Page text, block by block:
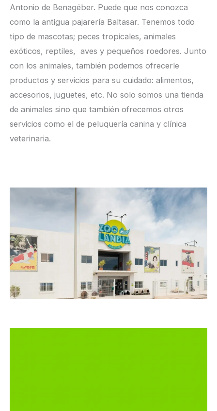
Antonio de Benagéber. Puede que nos conozca
como la antigua pajarería Baltasar. Tenemos todo
tipo de mascotas; peces tropicales, animales
exóticos, reptiles, aves y pequeños roedores. Junto
con los animales, también podemos ofrecerle
productos y servicios para su cuidado: alimentos,
accesorios, juguetes, etc. No solo somos una tienda
de animales sino que también ofrecemos otros
servicios como el de peluquería canina y clínica
veterinaria.